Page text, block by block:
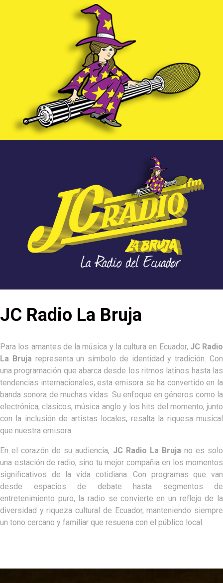
JC Radio La Bruja
Para los amantes de la música y la cultura en Ecuador, JC Radio
La Bruja representa un símbolo de identidad y tradición. Con
una programación que abarca desde los ritmos latinos hasta las
tendencias internacionales, esta emisora se ha convertido en la
banda sonora de muchas vidas. Su enfoque en géneros como la
electrónica, clasicos, música anglo y los hits del momento, junto
con la inclusión de artistas locales, resalta la riquesa musical
que nuestra emisora.
En el corazón de su audiencia, JC Radio La Bruja no es solo
una estación de radio, sino tu mejor compañia en los momentos
significativos de la vida cotidiana. Con programas que van
desde espacios de debate hasta segmentos de
entretenimiento puro, la radio se convierte en un reflejo de la
diversidad y riqueza cultural de Ecuador, manteniendo siempre
un tono cercano y familiar que resuena con el público local.